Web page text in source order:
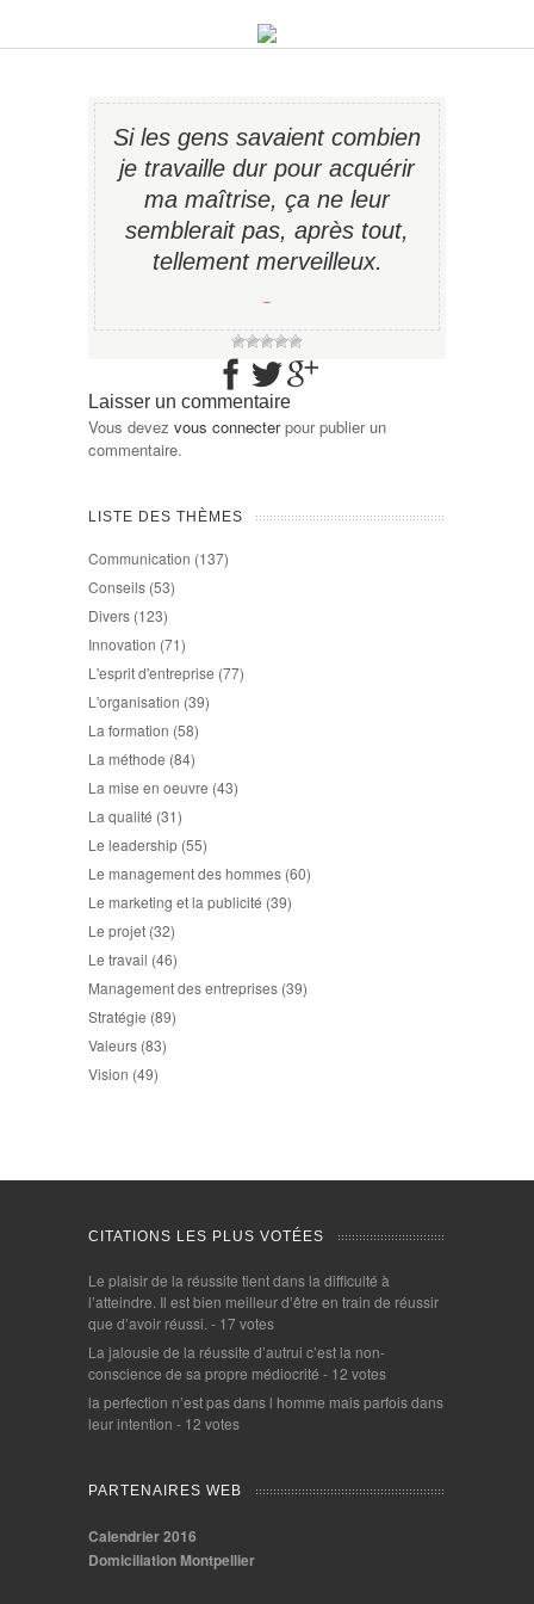
Si les gens savaient combien
je travaille dur pour acquérir
ma maîtrise, ça ne leur
semblerait pas, après tout,
tellement merveilleux.
−
Laisser un commentaire
Vous devez vous connecterpour publier un
commentaire.
LISTE DES THÈMES
Communication (137)
Conseils (53)
Divers (123)
Innovation (71)
L'esprit d'entreprise (77)
L'organisation (39)
La formation (58)
La méthode (84)
La mise en oeuvre (43)
La qualité (31)
Le leadership (55)
Le management des hommes (60)
Le marketing et la publicité (39)
Le projet (32)
Le travail (46)
Management des entreprises (39)
Stratégie (89)
Valeurs (83)
Vision (49)
CITATIONS LES PLUS VOTÉES
Le plaisir de la réussite tient dans la difficulté à
l’atteindre. Il est bien meilleur d’être en train de réussir
que d’avoir réussi. - 17 votes
La jalousie de la réussite d’autrui c’est la non-
conscience de sa propre médiocrité - 12 votes
la perfection n’est pas dans l homme mais parfois dans
leur intention - 12 votes
PARTENAIRES WEB
Calendrier 2016
Domiciliation Montpellier